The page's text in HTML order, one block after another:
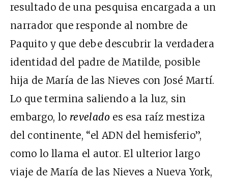
resultado de una pesquisa encargada a un
narrador que responde al nombre de
Paquito y que debe descubrir la verdadera
identidad del padre de Matilde, posible
hija de María de las Nieves con José Martí.
Lo que termina saliendo a la luz, sin
embargo, lo revelado es esa raíz mestiza
del continente, “el ADN del hemisferio”,
como lo llama el autor. El ulterior largo
viaje de María de las Nieves a Nueva York,